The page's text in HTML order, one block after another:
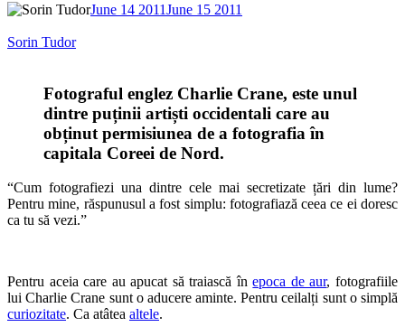
June 14 2011June 15 2011
Sorin Tudor
Fotograful englez Charlie Crane, este unul
dintre puținii artiști occidentali care au
obținut permisiunea de a fotografia în
capitala Coreei de Nord.
“Cum fotografiezi una dintre cele mai secretizate țări din lume?
Pentru mine, răspunusul a fost simplu: fotografiază ceea ce ei doresc
ca tu să vezi.”
Pentru aceia care au apucat să traiască înepoca de aur, fotografiile
lui Charlie Crane sunt o aducere aminte. Pentru ceilalți sunt o simplă
curiozitate. Ca atâtea altele.